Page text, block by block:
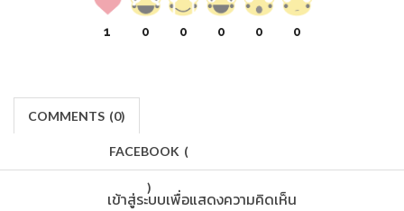
1 0 0 0 0 0
COMMENTS (0)
FACEBOOK (
)
เข้าสู่ระบบเพื่อแสดงความคิดเห็น